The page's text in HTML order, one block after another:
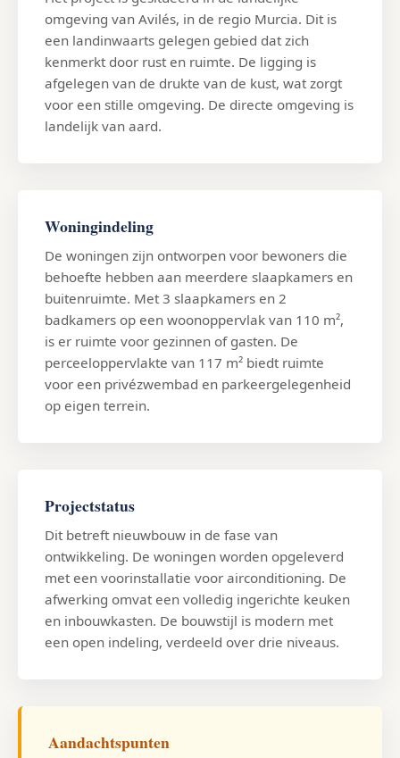
omgeving van Avilés, in de regio Murcia. Dit is
een landinwaarts gelegen gebied dat zich
kenmerkt door rust en ruimte. De ligging is
afgelegen van de drukte van de kust, wat zorgt
voor een stille omgeving. De directe omgeving is
landelijk van aard.
Woningindeling
De woningen zijn ontworpen voor bewoners die
behoefte hebben aan meerdere slaapkamers en
buitenruimte. Met 3 slaapkamers en 2
badkamers op een woonoppervlak van 110 m²,
is er ruimte voor gezinnen of gasten. De
perceeloppervlakte van 117 m² biedt ruimte
voor een privézwembad en parkeergelegenheid
op eigen terrein.
Projectstatus
Dit betreft nieuwbouw in de fase van
ontwikkeling. De woningen worden opgeleverd
met een voorinstallatie voor airconditioning. De
afwerking omvat een volledig ingerichte keuken
en inbouwkasten. De bouwstijl is modern met
een open indeling, verdeeld over drie niveaus.
Aandachtspunten